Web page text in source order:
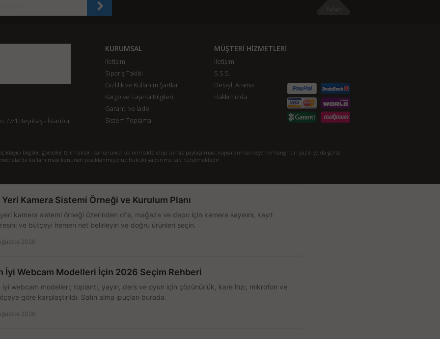
1 Beşiktaş - İstanbul
KURUMSAL
İletişim
Sipariş Takibi
Gizlilik ve Kullanım Şartları
Kargo ve Taşıma Bilgileri
Garanti ve İade
Sistem Toplama
MÜŞTERİ HİZMETLERİ
İletişim
S.S.S.
Detaylı Arama
Hakkımızda
bilgiler, görseller telif hakları kanununca korunmakta olup izinsiz paylaşılması, kopyalanması veya herhangi biri yazılı ya da görsel
mecralarda kullanılması kanunen yasaklanmış olup hukuki yaptırıma tabi tutulmaktadır.
Yeri Kamera Sistemi Örneği ve Kurulum Planı
kamera sistemi örneği üzerinden ofis, mağaza ve depo için kamera sayısını, kayıt
ve bütçeyi hemen net belirleyin ve doğru ürünleri seçin.
2026
İyi Webcam Modelleri İçin 2026 Seçim Rehberi
iyi webcam modelleri; toplantı, yayın, ders ve oyun için çözünürlük, kare hızı, mikrofon ve
göre karşılaştırıldı. Satın alma ipuçları burada.
2026